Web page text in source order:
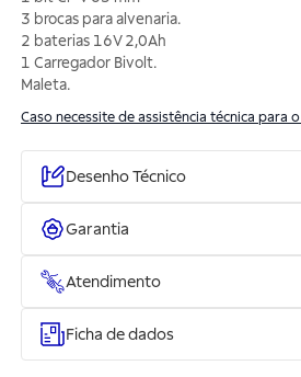
3 brocas para alvenaria.
2 baterias 16V 2,0Ah
1 Carregador Bivolt.
Maleta.
Caso necessite de assistência técnica para
Desenho Técnico
Garantia
Atendimento
Ficha de dados